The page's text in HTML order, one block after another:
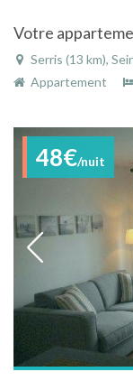
Votre
Serris (13 km),
Appartement
48€/nuit